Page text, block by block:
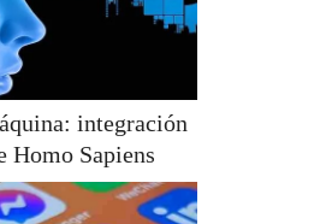
integración
Homo Sapiens